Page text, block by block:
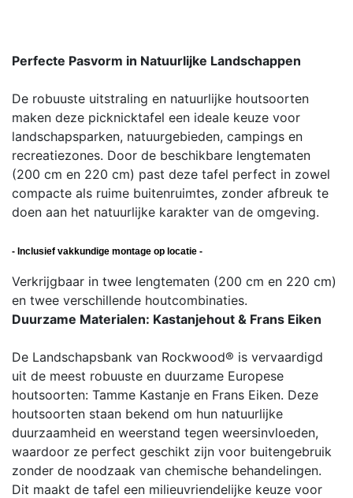
Perfecte Pasvorm in Natuurlijke Landschappen
De robuuste uitstraling en natuurlijke houtsoorten
maken deze picknicktafel een ideale keuze voor
landschapsparken, natuurgebieden, campings en
recreatiezones. Door de beschikbare lengtematen
(200 cm en 220 cm) past deze tafel perfect in zowel
compacte als ruime buitenruimtes, zonder afbreuk te
doen aan het natuurlijke karakter van de omgeving.
- Inclusief vakkundige montage op locatie -
Verkrijgbaar in twee lengtematen (200 cm en 220 cm)
en twee verschillende houtcombinaties.
Duurzame Materialen: Kastanjehout & Frans Eiken
De Landschapsbank van Rockwood® is vervaardigd
uit de meest robuuste en duurzame Europese
houtsoorten: Tamme Kastanje en Frans Eiken. Deze
houtsoorten staan bekend om hun natuurlijke
duurzaamheid en weerstand tegen weersinvloeden,
waardoor ze perfect geschikt zijn voor buitengebruik
zonder de noodzaak van chemische behandelingen.
Dit maakt de tafel een milieuvriendelijke keuze voor